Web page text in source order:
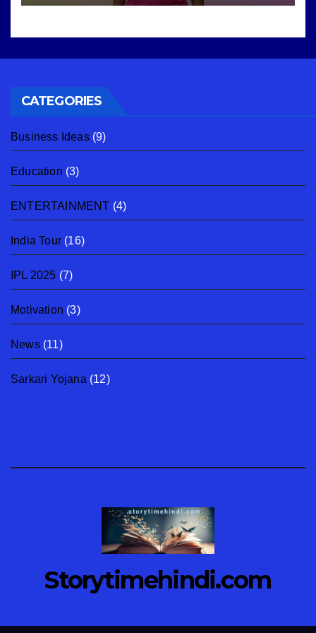
CATEGORIES
Business Ideas(9)
Education (3)
ENTERTAINMENT (4)
India Tour (16)
IPL 2025 (7)
Motivation (3)
News(11)
Sarkari Yojana (12)
Storytimehindi.com